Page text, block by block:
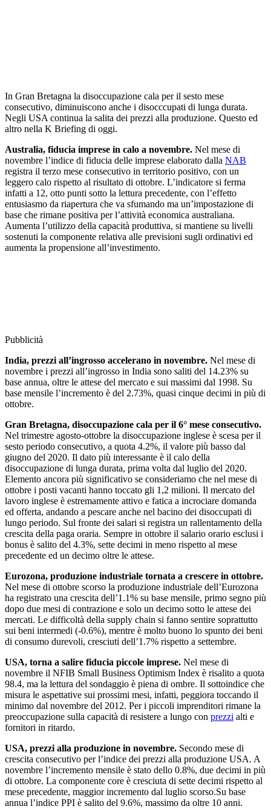
In Gran Bretagna la disoccupazione cala per il sesto mese
consecutivo, diminuiscono anche i disocccupati di lunga durata.
Negli USA continua la salita dei prezzi alla produzione. Questo ed
altro nella K Briefing di oggi.
Australia, fiducia imprese in calo a novembre. Nel mese di
novembre l’indice di fiducia delle imprese elaborato dalla NAB
registra il terzo mese consecutivo in territorio positivo, con un
leggero calo rispetto al risultato di ottobre. L’indicatore si ferma
infatti a 12, otto punti sotto la lettura precedente, con l’effetto
entusiasmo da riapertura che va sfumando ma un’impostazione di
base che rimane positiva per l’attività economica australiana.
Aumenta l’utilizzo della capacità produttiva, si mantiene su livelli
sostenuti la componente relativa alle previsioni sugli ordinativi ed
aumenta la propensione all’investimento.
Pubblicità
India, prezzi all’ingrosso accelerano in novembre. Nel mese di
novembre i prezzi all’ingrosso in India sono saliti del 14.23% su
base annua, oltre le attese del mercato e sui massimi dal 1998. Su
base mensile l’incremento è del 2.73%, quasi cinque decimi in più di
ottobre.
Gran Bretagna, disoccupazione cala per il 6° mese consecutivo.
Nel trimestre agosto-ottobre la disoccupazione inglese è scesa per il
sesto periodo consecutivo, a quota 4.2%, il valore più basso dal
giugno del 2020. Il dato più interessante è il calo della
disoccupazione di lunga durata, prima volta dal luglio del 2020.
Elemento ancora più significativo se consideriamo che nel mese di
ottobre i posti vacanti hanno toccato gli 1,2 milioni. Il mercato del
lavoro inglese è estremamente attivo e fatica a incrociare domanda
ed offerta, andando a pescare anche nel bacino dei disoccupati di
lungo periodo. Sul fronte dei salari si registra un rallentamento della
crescita della paga oraria. Sempre in ottobre il salario orario esclusi i
bonus è salito del 4.3%, sette decimi in meno rispetto al mese
precedente ed un decimo oltre le attese.
Eurozona, produzione industriale tornata a crescere in ottobre.
Nel mese di ottobre scorso la produzione industriale dell’Eurozona
ha registrato una crescita dell’1.1% su base mensile, primo segno più
dopo due mesi di contrazione e solo un decimo sotto le attese dei
mercati. Le difficoltà della supply chain si fanno sentire soprattutto
sui beni intermedi (-0.6%), mentre è molto buono lo spunto dei beni
di consumo durevoli, cresciuti dell’1.7% rispetto a settembre.
USA, torna a salire fiducia piccole imprese. Nel mese di
novembre il NFIB Small Business Optimism Index è risalito a quota
98.4, ma la lettura del sondaggio è piena di ombre. Il sottoindice che
misura le aspettative sui prossimi mesi, infatti, peggiora toccando il
minimo dal novembre del 2012. Per i piccoli imprenditori rimane la
preoccupazione sulla capacità di resistere a lungo con prezzi alti e
fornitori in ritardo.
USA, prezzi alla produzione in novembre. Secondo mese di
crescita consecutivo per l’indice dei prezzi alla produzione USA. A
novembre l’incremento mensile è stato dello 0.8%, due decimi in più
di ottobre. La componente core è cresciuta di sette decimi rispetto al
mese precedente, maggior incremento dal luglio scorso.Su base
annua l’indice PPI è salito del 9.6%, massimo da oltre 10 anni.